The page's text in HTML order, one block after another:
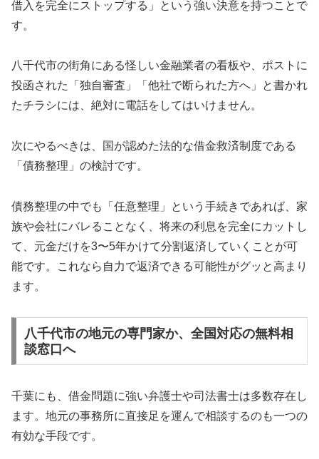
借入を完全にストップする」という強い決意を持つことで
す。
八千代市の街角にある怪しい金融業者の看板や、ポストに
投函された「独自審査」「他社で断られた方へ」と書かれ
たチラシには、絶対に電話をしてはいけません。
次にやるべきは、国が認めた法的な借金救済制度である
「債務整理」の検討です。
債務整理の中でも「任意整理」という手続きであれば、家
族や会社にバレることなく、将来の利息を完全にカットし
て、元金だけを3〜5年かけて分割返済していくことが可
能です。これなら自力で返済できる可能性がグッと高まり
ます。
八千代市の地元の専門家か、全国対応の無料相
談窓口へ
千葉にも、借金問題に強い弁護士や司法書士は多数存在し
ます。地元の事務所に直接足を運んで相談するのも一つの
有効な手段です。